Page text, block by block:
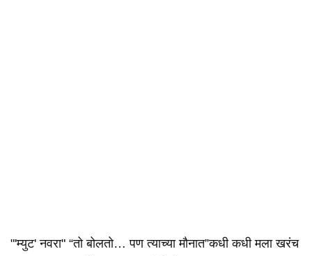
"'म्युट' नवरा" “तो बोलतो… पण त्याच्या मौनात”कधी कधी मला खरंच